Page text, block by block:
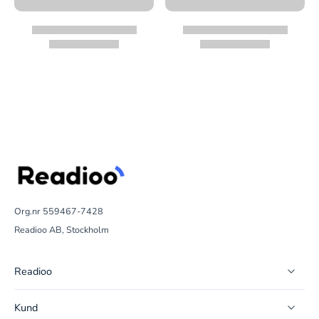
Org.nr 559467-7428
Readioo AB, Stockholm
Readioo
Kund